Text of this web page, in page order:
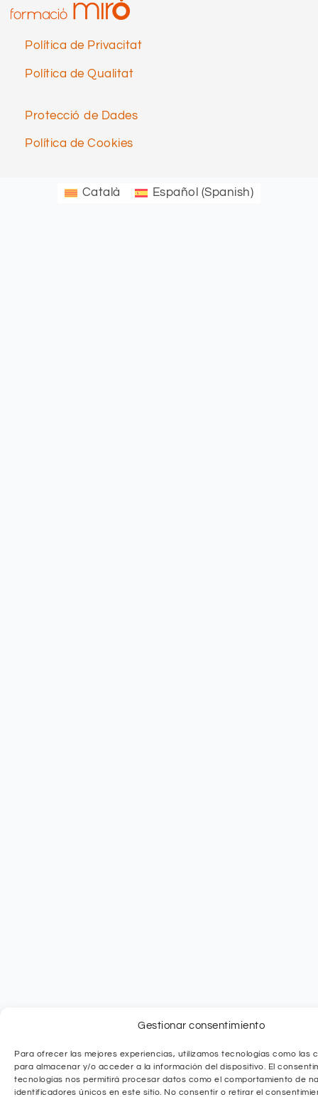
Gestionar consentimiento
Para ofrecer las mejores experiencias, utilizamos tecnologías como las
para almacenar y/o acceder a la información del dispositivo. El
tecnologías nos permitirá procesar datos como el comportamiento de
identificadores únicos en este sitio. No consentir o retirar el
Política de Privacitat
Política de Qualitat
Protecció de Dades
Política de Cookies
Català Español (Spanish)